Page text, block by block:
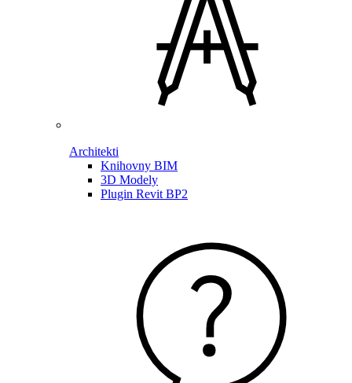
Architekti
Knihovny BIM
3D Modely
Plugin Revit BP2